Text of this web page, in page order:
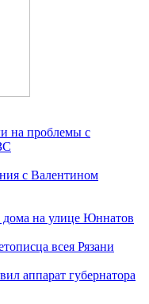
на проблемы с
с Валентином
на улице Юннатов
всея Рязани
аппарат губернатора